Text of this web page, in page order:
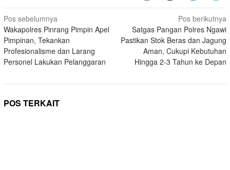
Navigasi
pos
Pos sebelumnya
Wakapolres Pinrang Pimpin Apel
Pimpinan, Tekankan
Profesionalisme dan Larang
Personel Lakukan Pelanggaran
Pos berikutnya
Satgas Pangan Polres Ngawi
Pastikan Stok Beras dan Jagung
Aman, Cukupi Kebutuhan
Hingga 2-3 Tahun ke Depan
POS TERKAIT